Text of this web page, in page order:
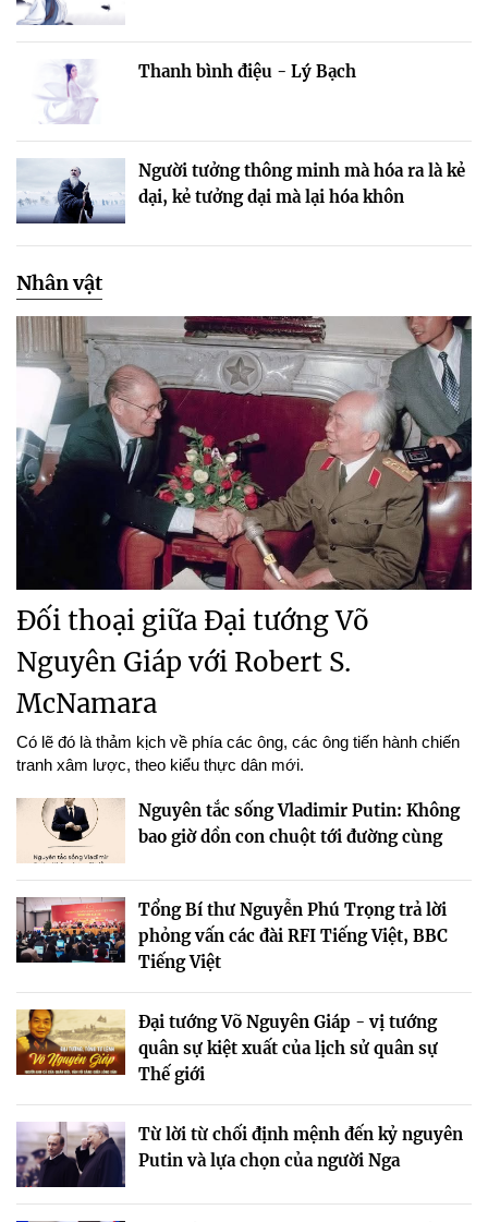
Thanh bình điệu - Lý Bạch
Người tưởng thông minh mà hóa ra là kẻ
dại, kẻ tưởng dại mà lại hóa khôn
Nhân vật
Đối thoại giữa Đại tướng Võ
Nguyên Giáp với Robert S.
McNamara
Có lẽ đó là thảm kịch về phía các ông, các ông tiến hành chiến
tranh xâm lược, theo kiểu thực dân mới.
Nguyên tắc sống Vladimir Putin: Không
bao giờ dồn con chuột tới đường cùng
Tổng Bí thư Nguyễn Phú Trọng trả lời
phỏng vấn các đài RFI Tiếng Việt, BBC
Tiếng Việt
Đại tướng Võ Nguyên Giáp - vị tướng
quân sự kiệt xuất của lịch sử quân sự
Thế giới
Từ lời từ chối định mệnh đến kỷ nguyên
Putin và lựa chọn của người Nga